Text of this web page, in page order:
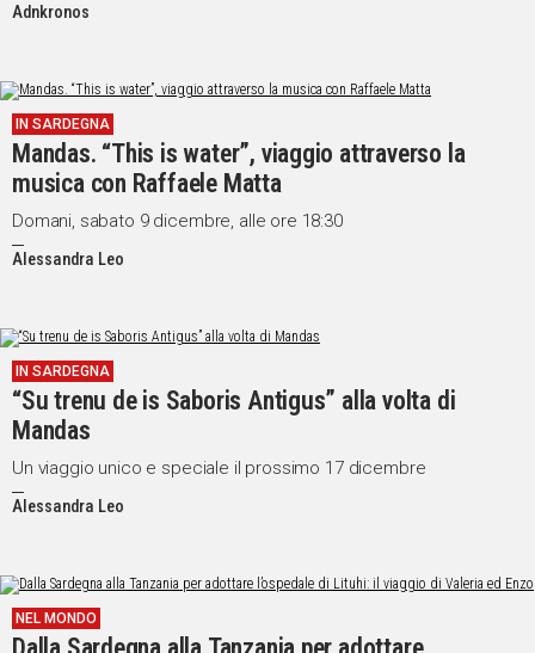
Adnkronos
IN SARDEGNA
Mandas. “This is water”, viaggio attraverso la
musica con Raffaele Matta
Domani, sabato 9 dicembre, alle ore 18:30
Alessandra Leo
IN SARDEGNA
“Su trenu de is Saboris Antigus” alla volta di
Mandas
Un viaggio unico e speciale il prossimo 17 dicembre
Alessandra Leo
NEL MONDO